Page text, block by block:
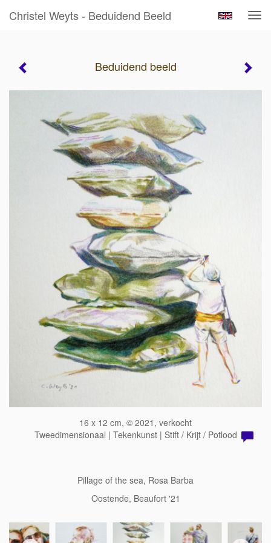
Christel Weyts - Beduidend Beeld
Beduidend beeld
16 x 12 cm, © 2021, verkocht
Tweedimensionaal | Tekenkunst | Stift / Krijt / Potlood
Pillage of the sea, Rosa Barba
Oostende, Beaufort '21